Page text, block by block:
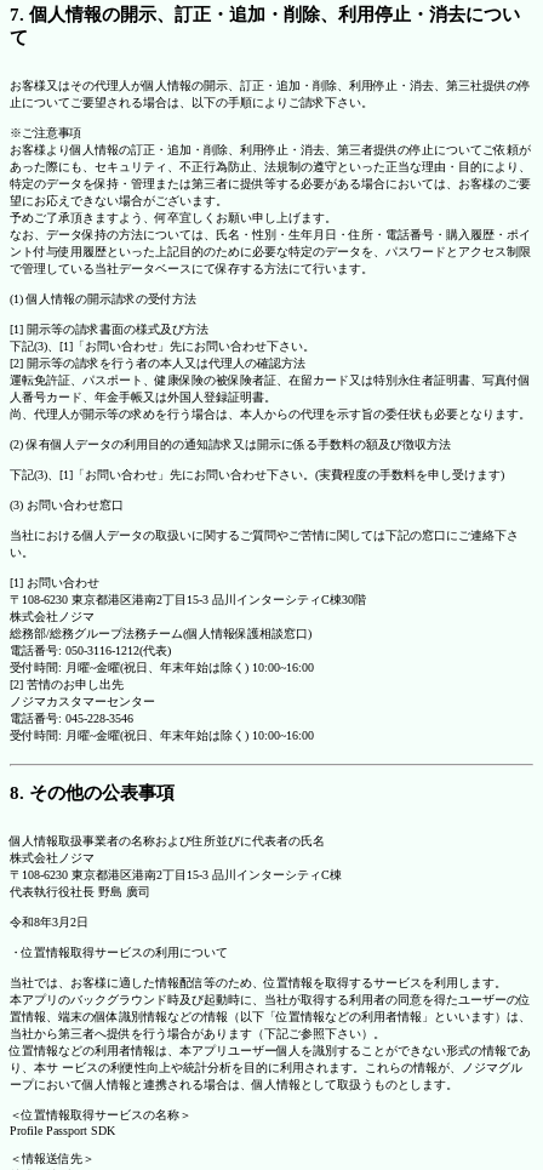
7. 個人情報の開示、訂正・追加・削除、利用停止・消去につい
て
お客様又はその代理人が個人情報の開示、訂正・追加・削除、利用停止・消去、第三社提供の停
止についてご要望される場合は、以下の手順によりご請求下さい。
※ご注意事項
お客様より個人情報の訂正・追加・削除、利用停止・消去、第三者提供の停止についてご依頼が
あった際にも、セキュリティ、不正行為防止、法規制の遵守といった正当な理由・目的により、
特定のデータを保持・管理または第三者に提供等する必要がある場合においては、お客様のご要
望にお応えできない場合がございます。
予めご了承頂きますよう、何卒宜しくお願い申し上げます。
なお、データ保持の方法については、氏名・性別・生年月日・住所・電話番号・購入履歴・ポイ
ント付与使用履歴といった上記目的のために必要な特定のデータを、パスワードとアクセス制限
で管理している当社データベースにて保存する方法にて行います。
(1) 個人情報の開示請求の受付方法
[1] 開示等の請求書面の様式及び方法
下記(3)、[1]「お問い合わせ」先にお問い合わせ下さい。
[2] 開示等の請求を行う者の本人又は代理人の確認方法
運転免許証、パスポート、健康保険の被保険者証、在留カード又は特別永住者証明書、写真付個
人番号カード、年金手帳又は外国人登録証明書。
尚、代理人が開示等の求めを行う場合は、本人からの代理を示す旨の委任状も必要となります。
(2) 保有個人データの利用目的の通知請求又は開示に係る手数料の額及び徴収方法
下記(3)、[1]「お問い合わせ」先にお問い合わせ下さい。(実費程度の手数料を申し受けます)
(3) お問い合わせ窓口
当社における個人データの取扱いに関するご質問やご苦情に関しては下記の窓口にご連絡下さ
い。
[1] お問い合わせ
〒108-6230 東京都港区港南2丁目15-3 品川インターシティC棟30階
株式会社ノジマ
総務部/総務グループ法務チーム(個人情報保護相談窓口)
電話番号: 050-3116-1212(代表)
受付時間: 月曜~金曜(祝日、年末年始は除く) 10:00~16:00
[2] 苦情のお申し出先
ノジマカスタマーセンター
電話番号: 045-228-3546
受付時間: 月曜~金曜(祝日、年末年始は除く) 10:00~16:00
8. その他の公表事項
個人情報取扱事業者の名称および住所並びに代表者の氏名
株式会社ノジマ
〒108-6230 東京都港区港南2丁目15-3 品川インターシティC棟
代表執行役社長 野島 廣司
令和8年3月2日
・位置情報取得サービスの利用について
当社では、お客様に適した情報配信等のため、位置情報を取得するサービスを利用します。
本アプリのバックグラウンド時及び起動時に、当社が取得する利用者の同意を得たユーザーの位
置情報、端末の個体識別情報などの情報（以下「位置情報などの利用者情報」といいます）は、
当社から第三者へ提供を行う場合があります（下記ご参照下さい）。
位置情報などの利用者情報は、本アプリユーザー個人を識別することができない形式の情報であ
り、本サ ービスの利便性向上や統計分析を目的に利用されます。これらの情報が、ノジマグル
ープにおいて個人情報と連携される場合は、個人情報として取扱うものとします。
＜位置情報取得サービスの名称＞
Profile Passport SDK
＜情報送信先＞